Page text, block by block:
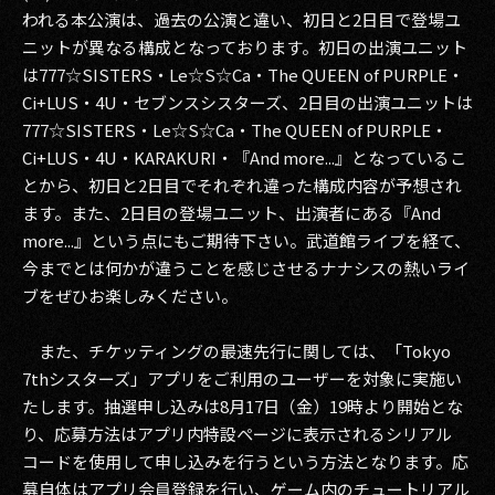
2017
2016
2015
2014
2013
2012
2010
2009
われる本公演は、過去の公演と違い、初日と2日目で登場ユ
ニットが異なる構成となっております。初日の出演ユニット
は777☆SISTERS・Le☆S☆Ca・The QUEEN of PURPLE・
Ci+LUS・4U・セブンスシスターズ、2日目の出演ユニットは
777☆SISTERS・Le☆S☆Ca・The QUEEN of PURPLE・
Ci+LUS・4U・KARAKURI・『And more...』となっているこ
とから、初日と2日目でそれぞれ違った構成内容が予想され
ます。また、2日目の登場ユニット、出演者にある『And
more...』という点にもご期待下さい。武道館ライブを経て、
今までとは何かが違うことを感じさせるナナシスの熱いライ
ブをぜひお楽しみください。
また、チケッティングの最速先行に関しては、「Tokyo
7thシスターズ」アプリをご利用のユーザーを対象に実施い
たします。抽選申し込みは8月17日（金）19時より開始とな
り、応募方法はアプリ内特設ページに表示されるシリアル
コードを使用して申し込みを行うという方法となります。応
募自体はアプリ会員登録を行い、ゲーム内のチュートリアル